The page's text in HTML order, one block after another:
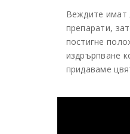
Веждите имат
препарати,
постигне
издрърпване
придаваме